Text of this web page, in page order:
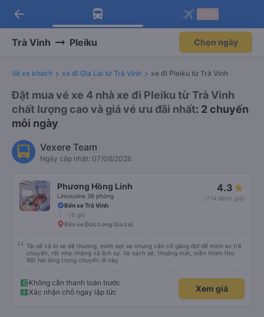
Tải app Vexere ngay!
Nhận ưu đãi thành viên độc
Mở app
Tải app Vexere
-30k/ghế khi đặt vé máy bay qua
Mở app
arrow_back
Trà Vinh Pleiku Chọn ngày
Vé xe khách xe đi Gia Lai từ Trà Vinh xe đi Pleiku từ Trà Vinh
Đặt mua vé xe 4 nhà xe đi Pleiku từ Trà Vinh
chất lượng cao và giá vé ưu đãi nhất: 2 chuyến
mỗi ngày
Vexere Team
Ngày cập nhật: 07/08/2026
Phương Hồng Linh
Limousine 36 phòng
4.3
(714 đánh giá)
Bến xe Trà Vinh
16 giờ
Bến xe Đức Long Gia Lai
Tài xế và lơ xe dễ thương, mình kẹt xe nhưng vẫn cố gắng đợi để mình ko trễ
chuyến, rất nhẹ nhàng và lịch sự. Xe sạch sẽ, thoáng mát, mền thơm tho.
Rất hài lòng trong chuyến đi này
Không cần thanh toán trước
Xác nhận chỗ ngay lập tức
Xem giá